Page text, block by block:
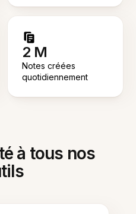
2 M
Notes créées
quotidiennement
à tous nos